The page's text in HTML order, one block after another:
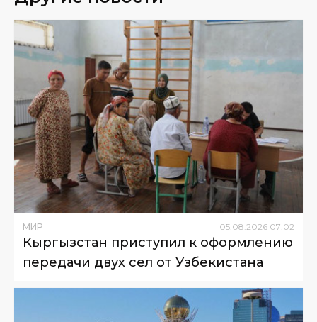
МИР 05.08.2026 07:02
Кыргызстан приступил к оформлению
передачи двух сел от Узбекистана